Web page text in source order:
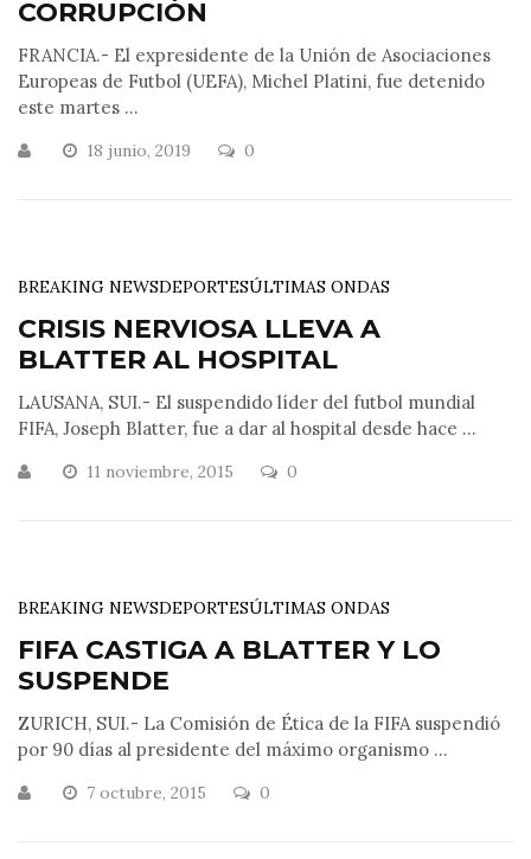
CORRUPCIÓN
FRANCIA.- El expresidente de la Unión de Asociaciones
Europeas de Futbol (UEFA), Michel Platini, fue detenido
este martes ...
18 junio, 2019 0
BREAKING NEWSDEPORTESÚLTIMAS ONDAS
CRISIS NERVIOSA LLEVA A
BLATTER AL HOSPITAL
LAUSANA, SUI.- El suspendido líder del futbol mundial
FIFA, Joseph Blatter, fue a dar al hospital desde hace ...
11 noviembre, 2015 0
BREAKING NEWSDEPORTESÚLTIMAS ONDAS
FIFA CASTIGA A BLATTER Y LO
SUSPENDE
ZURICH, SUI.- La Comisión de Ética de la FIFA suspendió
por 90 días al presidente del máximo organismo ...
7 octubre, 2015 0